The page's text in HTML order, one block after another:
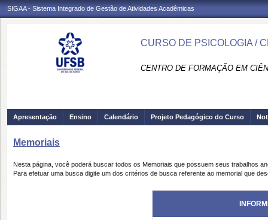
SIGAA - Sistema Integrado de Gestão de Atividades Acadêmicas
CURSO DE PSICOLOGIA /
CENTRO DE FORMAÇÃO EM
Apresentação Ensino Calendário Projeto Pedagógico do Curso
Memoriais
Nesta página, você poderá buscar todos os Memoriais que possuem seus trabalhos
Para efetuar uma busca digite um dos critérios de busca referente ao memorial que